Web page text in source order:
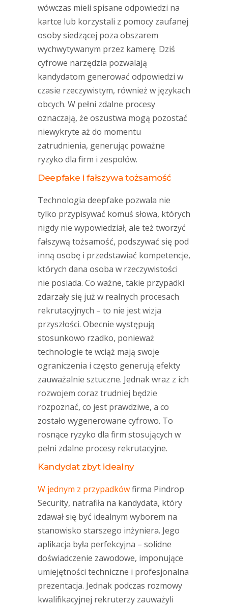
wówczas mieli spisane odpowiedzi na
kartce lub korzystali z pomocy zaufanej
osoby siedzącej poza obszarem
wychwytywanym przez kamerę. Dziś
cyfrowe narzędzia pozwalają
kandydatom generować odpowiedzi w
czasie rzeczywistym, również w językach
obcych. W pełni zdalne procesy
oznaczają, że oszustwa mogą pozostać
niewykryte aż do momentu
zatrudnienia, generując poważne
ryzyko dla firm i zespołów.
Deepfake i fałszywa tożsamość
Technologia deepfake pozwala nie
tylko przypisywać komuś słowa, których
nigdy nie wypowiedział, ale też tworzyć
fałszywą tożsamość, podszywać się pod
inną osobę i przedstawiać kompetencje,
których dana osoba w rzeczywistości
nie posiada. Co ważne, takie przypadki
zdarzały się już w realnych procesach
rekrutacyjnych – to nie jest wizja
przyszłości. Obecnie występują
stosunkowo rzadko, ponieważ
technologie te wciąż mają swoje
ograniczenia i często generują efekty
zauważalnie sztuczne. Jednak wraz z ich
rozwojem coraz trudniej będzie
rozpoznać, co jest prawdziwe, a co
zostało wygenerowane cyfrowo. To
rosnące ryzyko dla firm stosujących w
pełni zdalne procesy rekrutacyjne.
Kandydat zbyt idealny
W jednym z przypadkówfirma Pindrop
Security, natrafiła na kandydata, który
zdawał się być idealnym wyborem na
stanowisko starszego inżyniera. Jego
aplikacja była perfekcyjna – solidne
doświadczenie zawodowe, imponujące
umiejętności techniczne i profesjonalna
prezentacja. Jednak podczas rozmowy
kwalifikacyjnej rekruterzy zauważyli